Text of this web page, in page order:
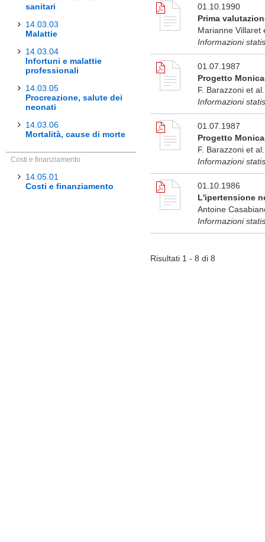
sanitari
14.03.03
Malattie
14.03.04
Infortuni e malattie
professionali
14.03.05
Procreazione, salute dei
neonati
14.03.06
Mortalità, cause di morte
Costi e finanziamento
14.05.01
Costi e finanziamento
01.10.1990
Prima
Marianne Villaret
Informazioni
01.07.1987
Progetto
F. Barazzoni et al.
Informazioni
01.07.1987
Progetto
F. Barazzoni et al.
Informazioni
01.10.1986
L'ipertensione
Antoine
Informazioni
Risultati 1 - 8 di 8